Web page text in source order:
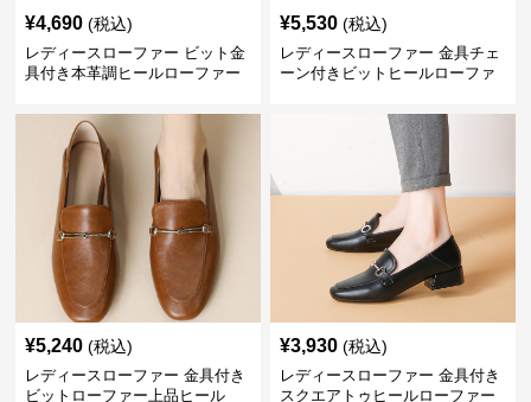
¥4,690 (税込)
レディースローファー ビット金
具付き本革調ヒールローファー
¥5,530 (税込)
レディースローファー 金具チェ
ーン付きビットヒールローファ
¥5,240 (税込)
レディースローファー 金具付き
ビットローファー上品ヒール
¥3,930 (税込)
レディースローファー 金具付き
スクエアトゥヒールローファー